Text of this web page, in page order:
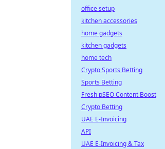
office setup
kitchen accessories
home gadgets
kitchen gadgets
home tech
Crypto Sports Betting
Sports Betting
Fresh pSEO Content Boost
Crypto Betting
UAE E-Invoicing
API
UAE E-Invoicing & Tax